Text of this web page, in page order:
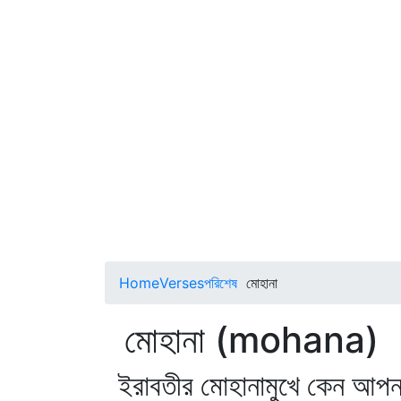
HomeVersesপরিশেষমোহানা
মোহানা (mohana)
ইরাবতীর মোহানামুখে কেন